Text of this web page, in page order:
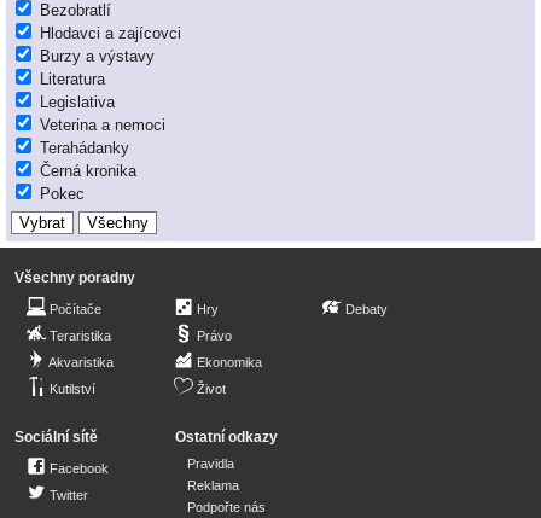
Bezobratlí
Hlodavci a zajícovci
Burzy a výstavy
Literatura
Legislativa
Veterina a nemoci
Terahádanky
Černá kronika
Pokec
Všechny poradny
Počítače
Teraristika
Akvaristika
Kutilství
Hry
Právo
Ekonomika
Život
Debaty
Sociální sítě
Facebook
Twitter
Ostatní odkazy
Pravidla
Reklama
Podpořte nás